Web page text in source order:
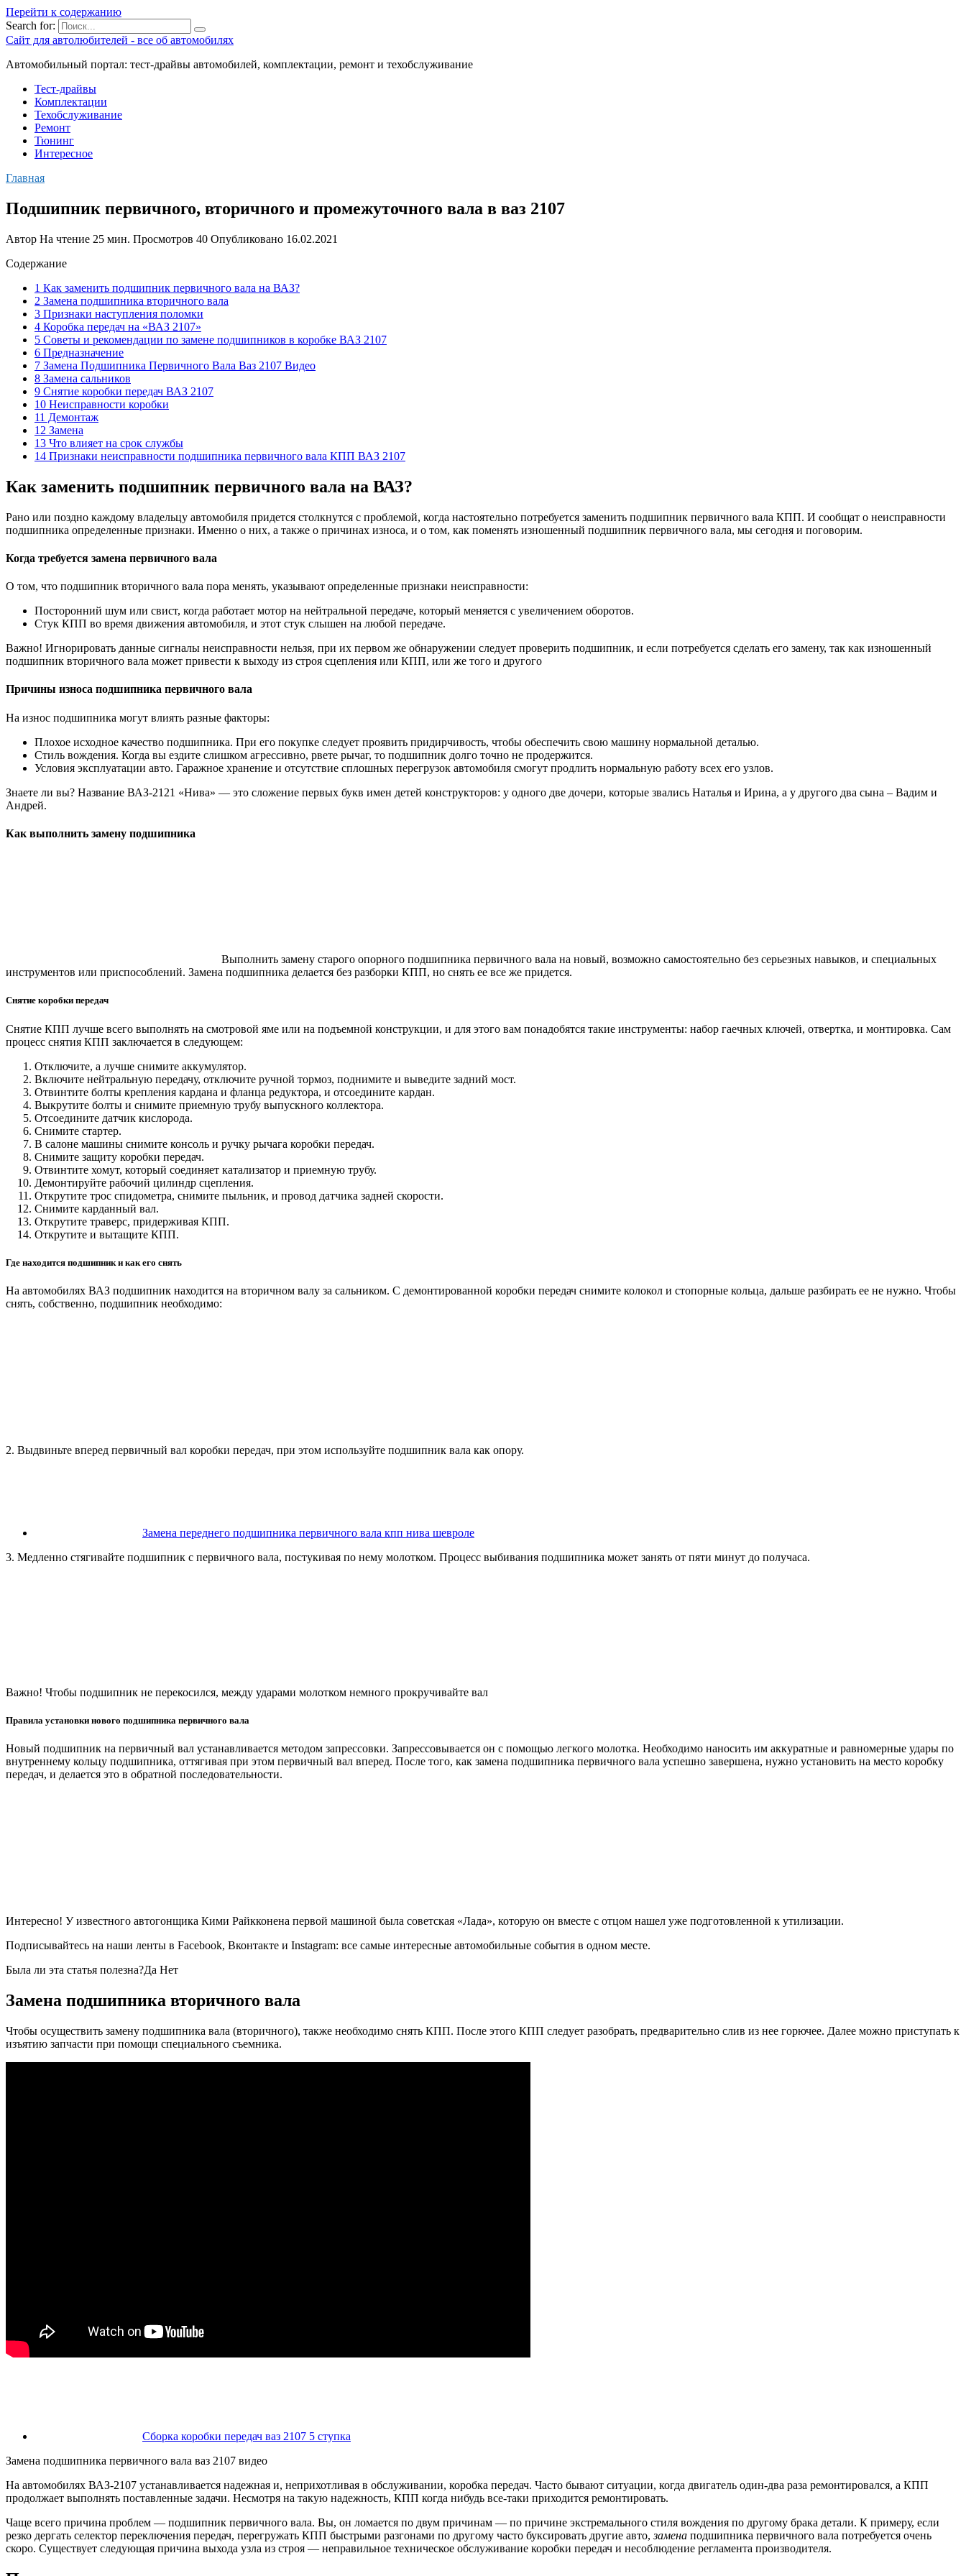
Перейти к содержанию
Search for:
Сайт для автолюбителей - все об автомобилях
Автомобильный портал: тест-драйвы автомобилей, комплектации, ремонт и техобслуживание
Тест-драйвы
Комплектации
Техобслуживание
Ремонт
Тюнинг
Интересное
Главная
Подшипник первичного, вторичного и промежуточного вала в ваз 2107
Автор На чтение 25 мин. Просмотров 40 Опубликовано 16.02.2021
Содержание
1 Как заменить подшипник первичного вала на ВАЗ?
2 Замена подшипника вторичного вала
3 Признаки наступления поломки
4 Коробка передач на «ВАЗ 2107»
5 Советы и рекомендации по замене подшипников в коробке ВАЗ 2107
6 Предназначение
7 Замена Подшипника Первичного Вала Ваз 2107 Видео
8 Замена сальников
9 Снятие коробки передач ВАЗ 2107
10 Неисправности коробки
11 Демонтаж
12 Замена
13 Что влияет на срок службы
14 Признаки неисправности подшипника первичного вала КПП ВАЗ 2107
Как заменить подшипник первичного вала на ВАЗ?
Рано или поздно каждому владельцу автомобиля придется столкнутся с проблемой, когда настоятельно потребуется заменить подшипник первичного вала КПП. И сообщат о неисправности
подшипника определенные признаки. Именно о них, а также о причинах износа, и о том, как поменять изношенный подшипник первичного вала, мы сегодня и поговорим.
Когда требуется замена первичного вала
О том, что подшипник вторичного вала пора менять, указывают определенные признаки неисправности:
Посторонний шум или свист, когда работает мотор на нейтральной передаче, который меняется с увеличением оборотов.
Стук КПП во время движения автомобиля, и этот стук слышен на любой передаче.
Важно! Игнорировать данные сигналы неисправности нельзя, при их первом же обнаружении следует проверить подшипник, и если потребуется сделать его замену, так как изношенный
подшипник вторичного вала может привести к выходу из строя сцепления или КПП, или же того и другого
Причины износа подшипника первичного вала
На износ подшипника могут влиять разные факторы:
Плохое исходное качество подшипника. При его покупке следует проявить придирчивость, чтобы обеспечить свою машину нормальной деталью.
Стиль вождения. Когда вы ездите слишком агрессивно, рвете рычаг, то подшипник долго точно не продержится.
Условия эксплуатации авто. Гаражное хранение и отсутствие сплошных перегрузок автомобиля смогут продлить нормальную работу всех его узлов.
Знаете ли вы? Название ВАЗ-2121 «Нива» — это сложение первых букв имен детей конструкторов: у одного две дочери, которые звались Наталья и Ирина, а у другого два сына – Вадим и
Андрей.
Как выполнить замену подшипника
Выполнить замену старого опорного подшипника первичного вала на новый, возможно самостоятельно без серьезных навыков, и специальных
инструментов или приспособлений. Замена подшипника делается без разборки КПП, но снять ее все же придется.
Снятие коробки передач
Снятие КПП лучше всего выполнять на смотровой яме или на подъемной конструкции, и для этого вам понадобятся такие инструменты: набор гаечных ключей, отвертка, и монтировка. Сам
процесс снятия КПП заключается в следующем:
Отключите, а лучше снимите аккумулятор.
Включите нейтральную передачу, отключите ручной тормоз, поднимите и выведите задний мост.
Отвинтите болты крепления кардана и фланца редуктора, и отсоедините кардан.
Выкрутите болты и снимите приемную трубу выпускного коллектора.
Отсоедините датчик кислорода.
Снимите стартер.
В салоне машины снимите консоль и ручку рычага коробки передач.
Снимите защиту коробки передач.
Отвинтите хомут, который соединяет катализатор и приемную трубу.
Демонтируйте рабочий цилиндр сцепления.
Открутите трос спидометра, снимите пыльник, и провод датчика задней скорости.
Снимите карданный вал.
Открутите траверс, придерживая КПП.
Открутите и вытащите КПП.
Где находится подшипник и как его снять
На автомобилях ВАЗ подшипник находится на вторичном валу за сальником. С демонтированной коробки передач снимите колокол и стопорные кольца, дальше разбирать ее не нужно. Чтобы
снять, собственно, подшипник необходимо:
2. Выдвиньте вперед первичный вал коробки передач, при этом используйте подшипник вала как опору.
Замена переднего подшипника первичного вала кпп нива шевроле
3. Медленно стягивайте подшипник с первичного вала, постукивая по нему молотком. Процесс выбивания подшипника может занять от пяти минут до получаса.
Важно! Чтобы подшипник не перекосился, между ударами молотком немного прокручивайте вал
Правила установки нового подшипника первичного вала
Новый подшипник на первичный вал устанавливается методом запрессовки. Запрессовывается он с помощью легкого молотка. Необходимо наносить им аккуратные и равномерные удары по
внутреннему кольцу подшипника, оттягивая при этом первичный вал вперед. После того, как замена подшипника первичного вала успешно завершена, нужно установить на место коробку
передач, и делается это в обратной последовательности.
Интересно! У известного автогонщика Кими Райкконена первой машиной была советская «Лада», которую он вместе с отцом нашел уже подготовленной к утилизации.
Подписывайтесь на наши ленты в Facebook, Вконтакте и Instagram: все самые интересные автомобильные события в одном месте.
Была ли эта статья полезна?Да Нет
Замена подшипника вторичного вала
Чтобы осуществить замену подшипника вала (вторичного), также необходимо снять КПП. После этого КПП следует разобрать, предварительно слив из нее горючее. Далее можно приступать к
изъятию запчасти при помощи специального съемника.
Сборка коробки передач ваз 2107 5 ступка
Замена подшипника первичного вала ваз 2107 видео
На автомобилях ВАЗ-2107 устанавливается надежная и, неприхотливая в обслуживании, коробка передач. Часто бывают ситуации, когда двигатель один-два раза ремонтировался, а КПП
продолжает выполнять поставленные задачи. Несмотря на такую надежность, КПП когда нибудь все-таки приходится ремонтировать.
Чаще всего причина проблем — подшипник первичного вала. Вы, он ломается по двум причинам — по причине экстремального стиля вождения по другому брака детали. К примеру, если
резко дергать селектор переключения передач, перегружать КПП быстрыми разгонами по другому часто буксировать другие авто,замена подшипника первичного вала потребуется очень
скоро. Существует следующая причина выхода узла из строя — неправильное техническое обслуживание коробки передач и несоблюдение регламента производителя.